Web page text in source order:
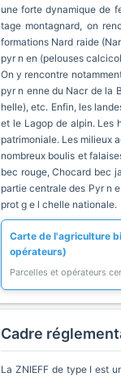
une forte dynamique de
tage montagnard, on
formations Nard raide
pyr n en (pelouses
On y rencontre
pyr n enne du Nacr de la
helle), etc. Enfin, les
et le Lagop de alpin. Les
patrimoniale. Les milieux
nombreux boulis et
bec rouge, Chocard bec
partie centrale des Pyr n
prot g e l chelle nationale.
Carte de l'agriculture
opérateurs)
Parcelles et opérateurs
Cadre
La ZNIEFF de type I est